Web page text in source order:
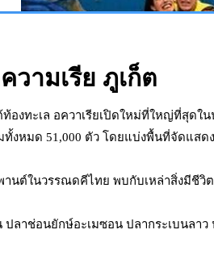
ามเรีย ภูเก็ต
งทะเล อควาเรียเปิดใหม่ที่ใหญ่ที่สุดใน
งหมด 51,000 ตัว โดยแบ่งพื้นที่จัดแสด
นต์ในวรรณดคีไทย พบกับเหล่าสิ่งมีชีวิ
ลาช่อนยักษ์อะเมซอน ปลากระเบนลาว